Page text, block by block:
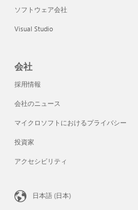
ソフトウェア会社
Visual Studio
会社
採用情報
会社のニュース
マイクロソフトにおけるプライバシー
投資家
アクセシビリティ
日本語 (日本)